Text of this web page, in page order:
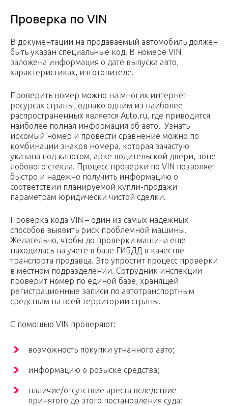
Проверка по VIN
В документации на продаваемый автомобиль должен
быть указан специальные код. В номере VIN
заложена информация о дате выпуска авто,
характеристиках, изготовителе.
Проверить номер можно на многих интернет-
ресурсах страны, однако одним из наиболее
распространенных является Аuto.ru, где приводится
наиболее полная информация об авто. Узнать
искомый номер и провести сравнение можно по
комбинации знаков номера, которая зачастую
указана под капотом, арке водительской двери, зоне
лобового стекла. Процесс проверки по VIN позволяет
быстро и надежно получить информацию о
соответствии планируемой купли-продажи
параметрам юридически чистой сделки.
Проверка кода VIN – один из самых надежных
способов выявить риск проблемной машины.
Желательно, чтобы до проверки машина еще
находилась на учете в базе ГИБДД в качестве
транспорта продавца. Это упростит процесс проверки
в местном подразделении. Сотрудник инспекции
проверит номер по единой базе, хранящей
регистрационные записи по автотранспортным
средствам на всей территории страны.
С помощью VIN проверяют:
возможность покупки угнанного авто;
информацию о розыске средства;
наличие/отсутствие ареста вследствие
принятого до этого постановления суда: